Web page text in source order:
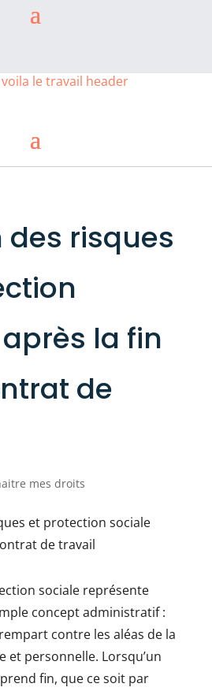
des risques
la fin
de
mes droits
sociale représente
concept administratif :
contre les aléas de la
et personnelle. Lorsqu’un
fin, que ce soit par